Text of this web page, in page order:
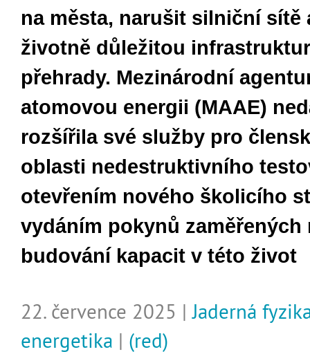
na města, narušit silniční sítě
životně důležitou
přehrady. Mezinárodní
atomovou energii (MAAE)
rozšířila své služby pro
oblasti nedestruktivního
otevřením nového školicího
vydáním pokynů zaměřených
budování kapacit v této život
22. července 2025 |Jaderná
energetika | (red)